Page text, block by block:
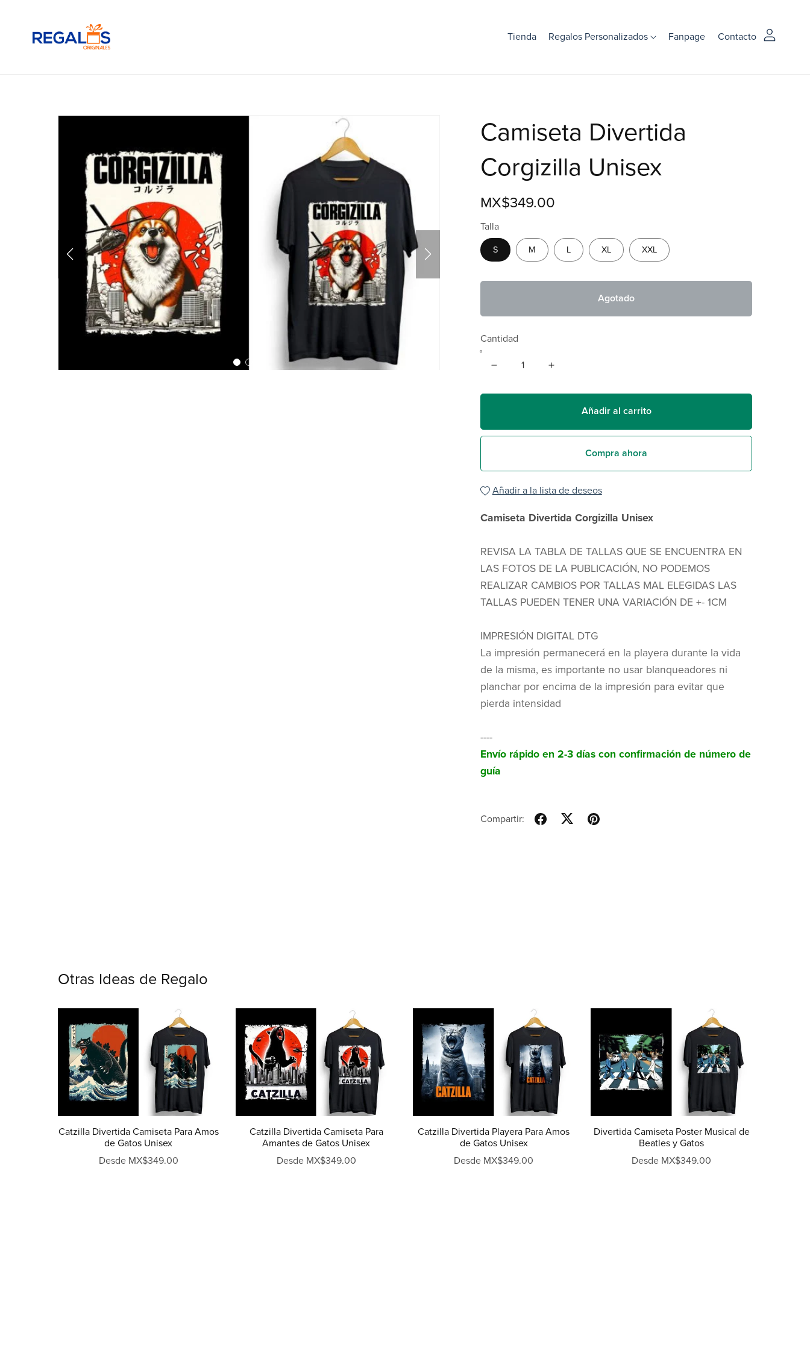
Tienda Regalos Personalizados Fanpage Contacto
Camiseta Divertida
Corgizilla Unisex
MX$349.00
Talla
S M L XL XXL
Agotado
Cantidad
Añadir al carrito
Compra ahora
Añadir a la lista de deseos
Camiseta Divertida Corgizilla Unisex
REVISA LA TABLA DE TALLAS QUE SE ENCUENTRA EN
LAS FOTOS DE LA PUBLICACIÓN, NO PODEMOS
REALIZAR CAMBIOS POR TALLAS MAL ELEGIDAS LAS
TALLAS PUEDEN TENER UNA VARIACIÓN DE +- 1CM
IMPRESIÓN DIGITAL DTG
La impresión permanecerá en la playera durante la vida
de la misma, es importante no usar blanqueadores ni
planchar por encima de la impresión para evitar que
pierda intensidad
----
Envío rápido en 2-3 días con confirmación de número de
guía
Compartir:
Otras Ideas de Regalo
Catzilla Divertida Camiseta Para Amos
de Gatos Unisex
Desde MX$349.00
Catzilla Divertida Camiseta Para
Amantes de Gatos Unisex
Desde MX$349.00
Catzilla Divertida Playera Para Amos
de Gatos Unisex
Desde MX$349.00
Divertida Camiseta Poster Musical de
Beatles y Gatos
Desde MX$349.00